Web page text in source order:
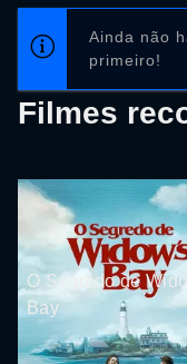
Ainda não
primeiro!
Filmes
O Segredo de
Bay